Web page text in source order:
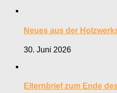
Neues aus der
30. Juni 2026
Elternbrief zum Ende